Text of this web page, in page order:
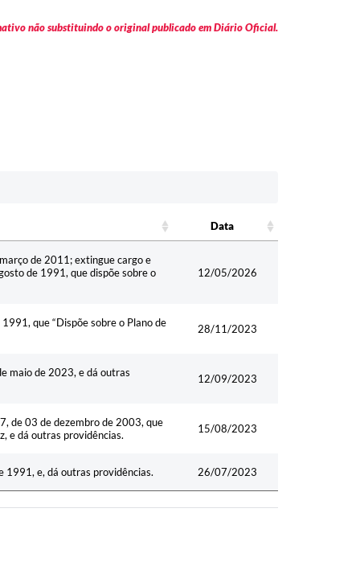
não substituindo o original publicado em Diário Oficial.
Data
de 2011; extingue cargo e
de 1991, que dispõe sobre o
12/05/2026
que “Dispõe sobre o Plano de 28/11/2023
maio de 2023, e dá outras 12/09/2023
de 03 de dezembro de 2003, que
e dá outras providências.
15/08/2023
1991, e, dá outras providências. 26/07/2023